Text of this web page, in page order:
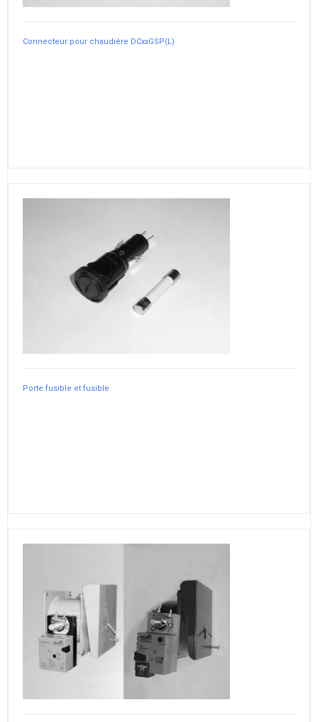
Connecteur pour chaudière DCxxGSP(L)
Porte fusible et fusible